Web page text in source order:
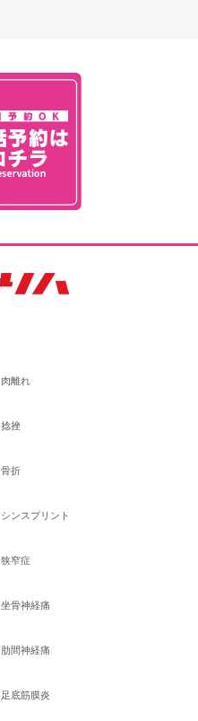
肉離れ
捻挫
骨折
シンスプリント
狭窄症
坐骨神経痛
肋間神経痛
足底筋膜炎